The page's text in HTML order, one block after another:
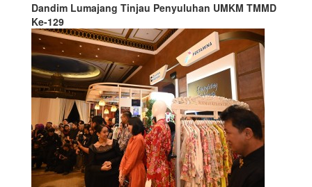
Dandim Lumajang Tinjau Penyuluhan UMKM TMMD
Ke-129